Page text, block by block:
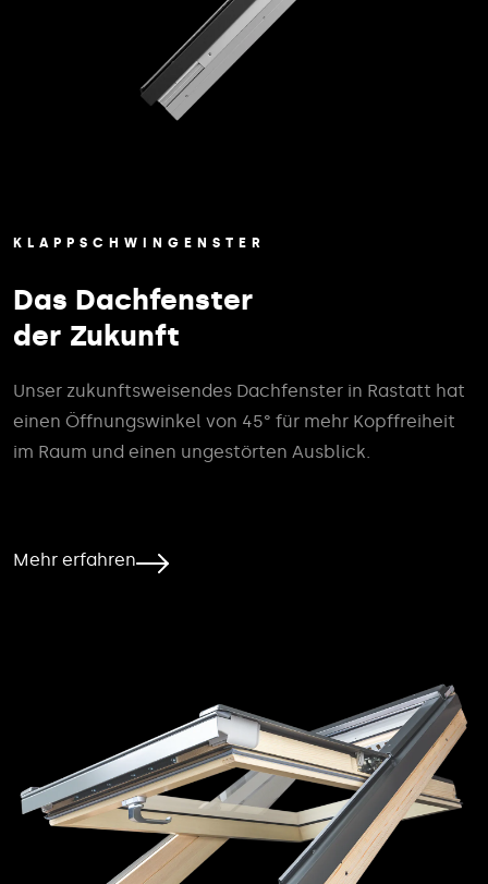
KLAPPSCHWINGENSTER
Das Dachfenster
der Zukunft
Unser zukunftsweisendes Dachfenster in Rastatt hat
einen Öffnungswinkel von 45° für mehr Kopffreiheit
im Raum und einen ungestörten Ausblick.
Mehr erfahren